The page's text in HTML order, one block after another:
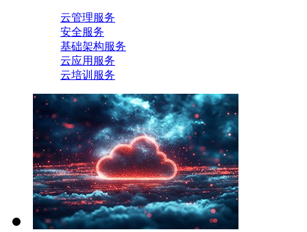
云管理服务
安全服务
基础架构服务
云应用服务
云培训服务